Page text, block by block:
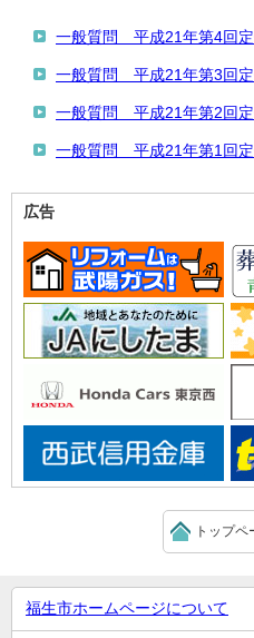
一般質問 平成21年第4回
一般質問 平成21年第3回
一般質問 平成21年第2回
一般質問 平成21年第1回
広告
トップペ
福生市ホームページについて